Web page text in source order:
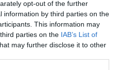
opt-out of the further
information by third parties on the
This information may
parties on the IAB’s List of
may further disclose it to other
guardar coses de valor
o informació de valor. Això
en comú: “Tots són
perquè hi hagi